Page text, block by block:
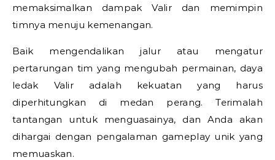
memaksimalkan dampak Valir dan memimpin
timnya menuju kemenangan.
Baik mengendalikan jalur atau mengatur
pertarungan tim yang mengubah permainan, daya
ledak Valir adalah kekuatan yang harus
diperhitungkan di medan perang. Terimalah
tantangan untuk menguasainya, dan Anda akan
dihargai dengan pengalaman gameplay unik yang
memuaskan.